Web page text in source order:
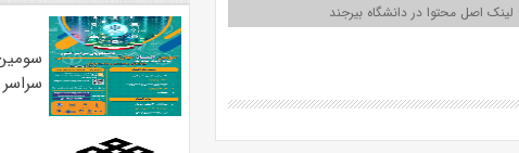
لینک اصل محتوا در دانشگاه بیرجند